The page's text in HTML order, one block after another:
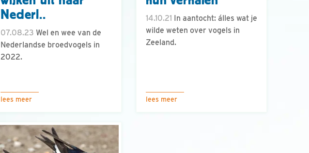
Nederl..
07.08.23 Wel en wee van de
Nederlandse broedvogels in
2022.
lees meer
14.10.21
In aantocht: álles wat je
wilde weten over vogels in
Zeeland.
lees meer